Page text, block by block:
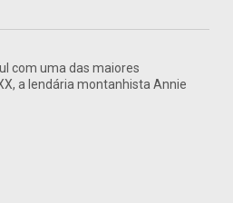
com uma das maiores
a lendária montanhista Annie